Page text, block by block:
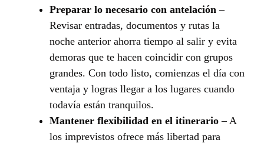
Preparar lo necesario con antelación –
Revisar entradas, documentos y rutas la
noche anterior ahorra tiempo al salir y evita
demoras que te hacen coincidir con grupos
grandes. Con todo listo, comienzas el día con
ventaja y logras llegar a los lugares cuando
todavía están tranquilos.
Mantener flexibilidad en el itinerario – A
los imprevistos ofrece más libertad para